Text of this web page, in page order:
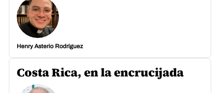
Henry Asterio Rodríguez
Costa Rica, en la encrucijada